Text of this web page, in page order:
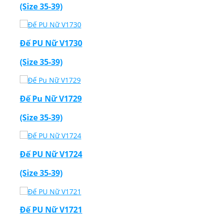
(Size 35-39)
Đế PU Nữ V1730
(Size 35-39)
Đế Pu Nữ V1729
(Size 35-39)
Đế PU Nữ V1724
(Size 35-39)
Đế PU Nữ V1721